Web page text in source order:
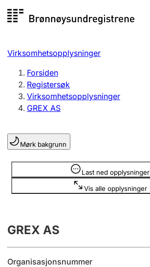
til
Registersøk
Aksjeselskap
Enkeltpersonforetak
Registrere, endre, slette
Lag og forening
Registrere, endre, slette
Årsregnskap
Innsending og forsinkelsesgebyr
Virksomhetsopplysninger
Forsiden
Registersøk
Virksomhetsopplysninger
GREX AS
Mørk bakgrunn
Last ned opplysninger
Vis alle opplysninger
Opplysninger er skjult
GREX AS
Organisasjonsnummer